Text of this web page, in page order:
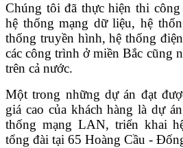
Chúng tôi đã thực hiện thi
hệ thống mạng dữ liệu, hệ
thống truyền hình, hệ thống
các công trình ở miền Bắc cũng
trên cả nước.
Một trong những dự án đạt
giá cao của khách hàng là dự
thống mạng LAN, triển khai
tổng đài tại 65 Hoàng Cầu -